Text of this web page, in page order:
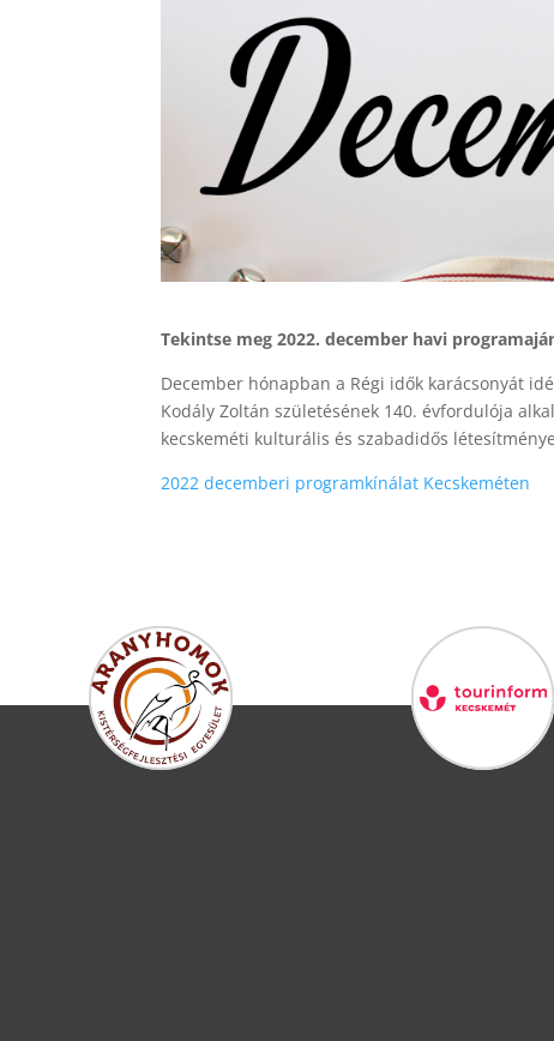
Tekintse meg 2022. december havi
December hónapban a Régi idők karácsonyát
Kodály Zoltán születésének 140. évfordulója
kecskeméti kulturális és szabadidős
2022 decemberi programkínálat Kecskeméten